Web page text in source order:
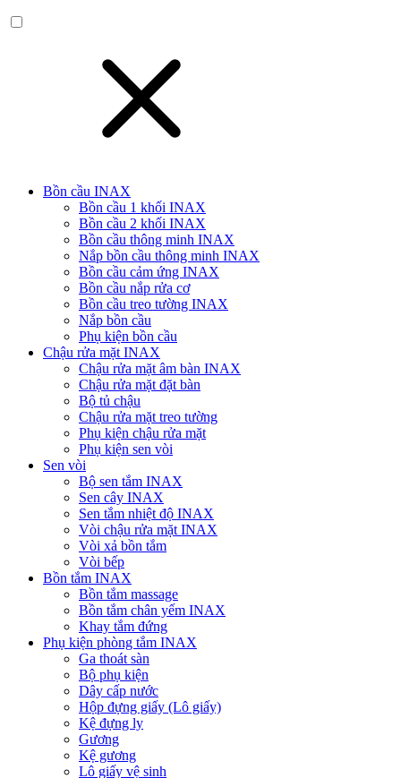
Bồn cầu INAX
Bồn cầu 1 khối INAX
Bồn cầu 2 khối INAX
Bồn cầu thông minh INAX
Nắp bồn cầu thông minh INAX
Bồn cầu cảm ứng INAX
Bồn cầu nắp rửa cơ
Bồn cầu treo tường INAX
Nắp bồn cầu
Phụ kiện bồn cầu
Chậu rửa mặt INAX
Chậu rửa mặt âm bàn INAX
Chậu rửa mặt đặt bàn
Bộ tủ chậu
Chậu rửa mặt treo tường
Phụ kiện chậu rửa mặt
Phụ kiện sen vòi
Sen vòi
Bộ sen tắm INAX
Sen cây INAX
Sen tắm nhiệt độ INAX
Vòi chậu rửa mặt INAX
Vòi xả bồn tắm
Vòi bếp
Bồn tắm INAX
Bồn tắm massage
Bồn tắm chân yếm INAX
Khay tắm đứng
Phụ kiện phòng tắm INAX
Ga thoát sàn
Bộ phụ kiện
Dây cấp nước
Hộp đựng giấy (Lô giấy)
Kệ đựng ly
Gương
Kệ gương
Lô giấy vệ sinh